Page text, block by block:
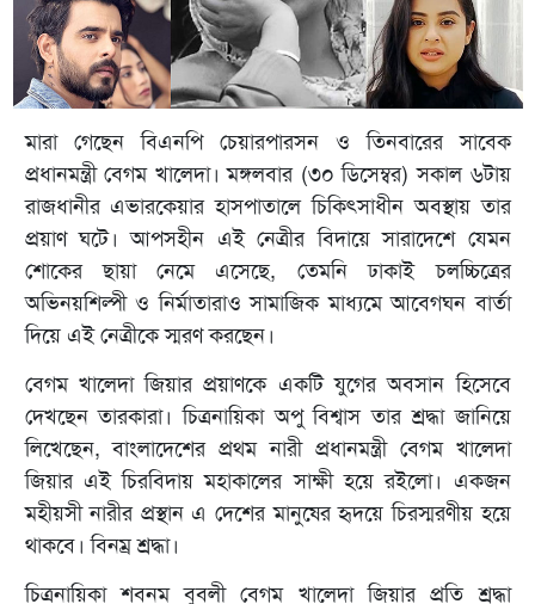
মারা গেছেন বিএনপি চেয়ারপারসন ও তিনবারের সাবেক
প্রধানমন্ত্রী বেগম খালেদা। মঙ্গলবার (৩০ ডিসেম্বর) সকাল ৬টায়
রাজধানীর এভারকেয়ার হাসপাতালে চিকিৎসাধীন অবস্থায় তার
প্রয়াণ ঘটে। আপসহীন এই নেত্রীর বিদায়ে সারাদেশে যেমন
শোকের ছায়া নেমে এসেছে, তেমনি ঢাকাই চলচ্চিত্রের
অভিনয়শিল্পী ও নির্মাতারাও সামাজিক মাধ্যমে আবেগঘন বার্তা
দিয়ে এই নেত্রীকে স্মরণ করছেন।
বেগম খালেদা জিয়ার প্রয়াণকে একটি যুগের অবসান হিসেবে
দেখছেন তারকারা। চিত্রনায়িকা অপু বিশ্বাস তার শ্রদ্ধা জানিয়ে
লিখেছেন, বাংলাদেশের প্রথম নারী প্রধানমন্ত্রী বেগম খালেদা
জিয়ার এই চিরবিদায় মহাকালের সাক্ষী হয়ে রইলো। একজন
মহীয়সী নারীর প্রস্থান এ দেশের মানুষের হৃদয়ে চিরস্মরণীয় হয়ে
থাকবে। বিনম্র শ্রদ্ধা।
চিত্রনায়িকা শবনম বুবলী বেগম খালেদা জিয়ার প্রতি শ্রদ্ধা